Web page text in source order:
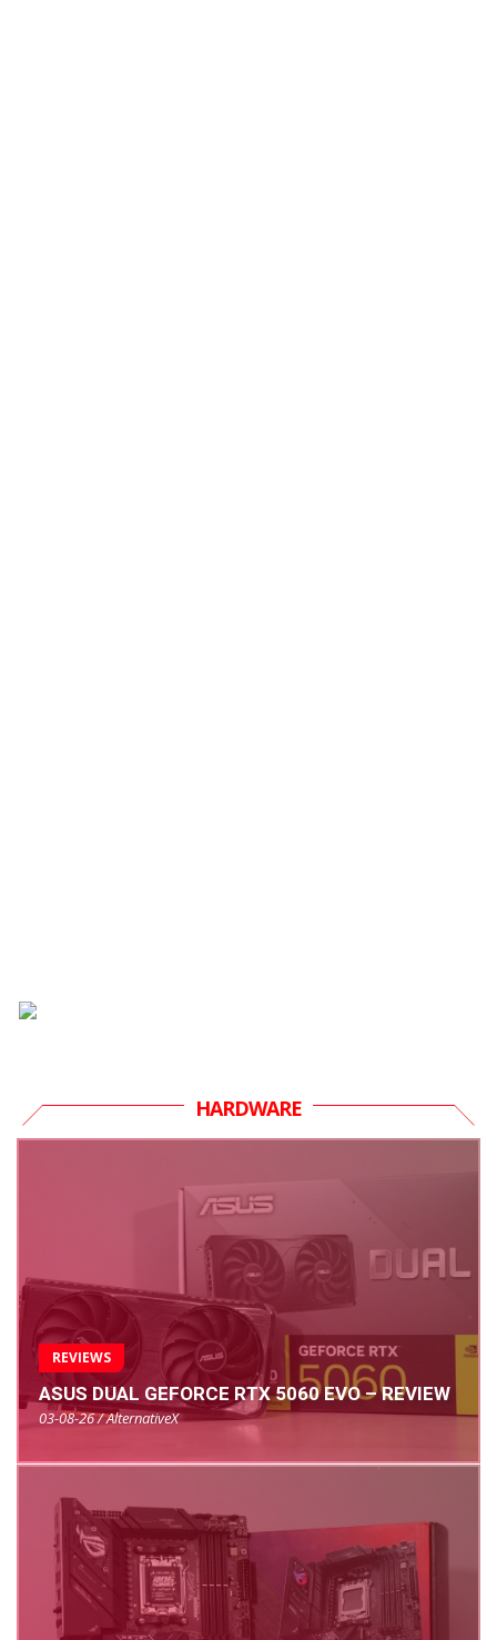
HARDWARE
REVIEWS
ASUS DUAL GEFORCE RTX 5060 EVO – REVIEW
03-08-26 / AlternativeX